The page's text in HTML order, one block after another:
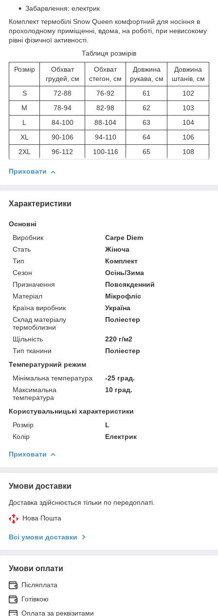
Забарвлення: електрик
Комплект термобілі Snow Queen комфортний для носіння в
прохолодному приміщенні, вдома, на роботі, при невисокому
рівні фізичної активності.
Таблиця розмірів
Розмір
Обхват
грудей, см
Обхват
стегон, см
Довжина
рукава, см
Довжина
штанів, см
S
72-88 76-92 61
102
M
78-94 82-98 62
103
L
84-100 88-104 63
104
XL
90-106 94-110 64
106
2XL
96-112 100-116 65 108
Приховати
Характеристики
Основні
Виробник
Carpe Diem
Стать
Жіноча
Тип
Комплект
Сезон
Осінь/Зима
Призначення
Повсякденний
Матеріал
Мікрофліс
Країна виробник
Україна
Склад матеріалу
термобілизни
Поліестер
Щільність
220 г/м2
Тип тканини
Поліестер
Температурний режим
Мінімальна температура
-25 град.
Максимальна
температура
10 град.
Користувальницькі характеристики
Розмір
L
Колір
Електрик
Приховати
Умови доставки
Доставка здійснюється тільки по передоплаті.
Нова Пошта
Всі умови доставки
Умови оплати
Післяплата
Готівкою
Оплата за реквізитами